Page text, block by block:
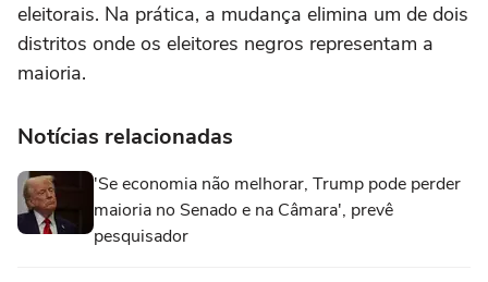
eleitorais. Na prática, a mudança elimina um de dois
distritos onde os eleitores negros representam a
maioria.
Notícias relacionadas
'Se economia não melhorar, Trump pode perder
maioria no Senado e na Câmara', prevê
pesquisador